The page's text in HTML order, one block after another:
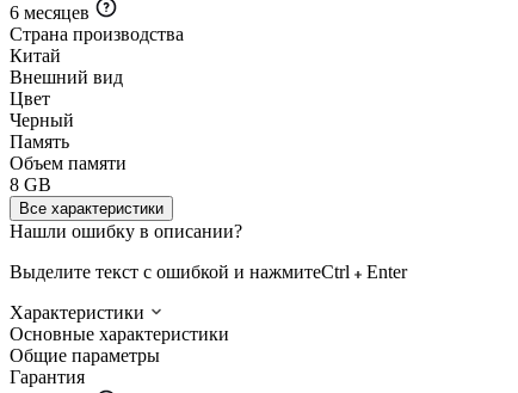
6 месяцев
Страна производства
Китай
Внешний вид
Цвет
Черный
Память
Объем памяти
8 GB
Все характеристики
Нашли ошибку в описании?
Выделите текст с ошибкой и нажмитеCtrl
Enter
Характеристики
Основные характеристики
Общие параметры
Гарантия